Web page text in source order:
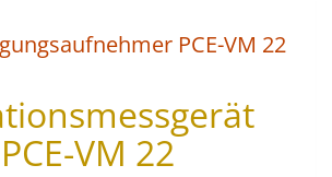
PCE-VM 22
PCE-VM 22